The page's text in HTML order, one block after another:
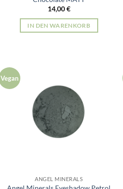
14,00€
IN DEN WARENKORB
Vegan
ANGEL MINERALS